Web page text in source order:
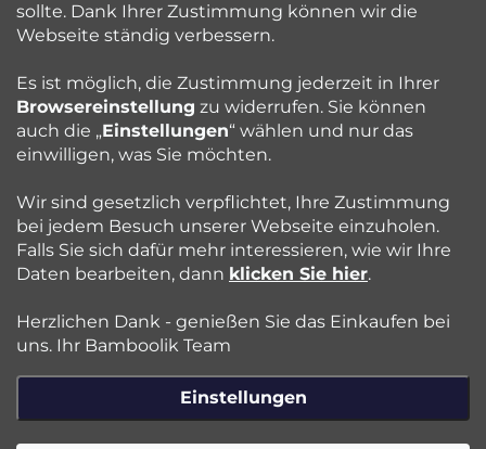
sollte. Dank Ihrer Zustimmung können wir die
Webseite ständig verbessern.
Es ist möglich, die Zustimmung jederzeit in Ihrer
Browsereinstellung zu widerrufen. Sie können
auch die „Einstellungen“ wählen und nur das
einwilligen, was Sie möchten.
Wir sind gesetzlich verpflichtet, Ihre Zustimmung
bei jedem Besuch unserer Webseite einzuholen.
Falls Sie sich dafür mehr interessieren, wie wir Ihre
Daten bearbeiten, dann klicken Sie hier.
Herzlichen Dank - genießen Sie das Einkaufen bei
uns. Ihr Bamboolik Team
Einstellungen
eBamboolik
Kundenservice
Beratung
Blog
Folgen Sie uns:
Jazyk
Copyright 2026Bamboolik. Alle Rechte vorbehalten.Cookie-